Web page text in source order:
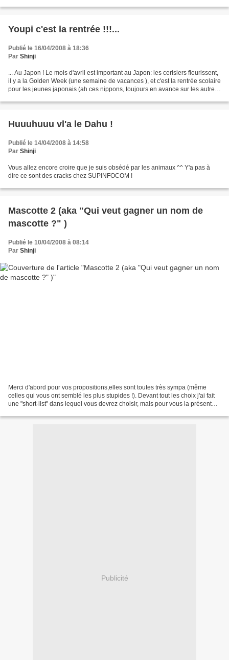
Youpi c'est la rentrée !!!...
Publié le 16/04/2008 à 18:36
Par Shinji
... Au Japon ! Le mois d'avril est important au Japon: les cerisiers fleurissent,
il y a la Golden Week (une semaine de vacances ), et c'est la rentrée scolaire
pour les jeunes japonais (ah ces nippons, toujours en avance sur les autres
Huuuhuuu vl'a le Dahu !
Publié le 14/04/2008 à 14:58
Par Shinji
Vous allez encore croire que je suis obsédé par les animaux ^^ Y'a pas à
dire ce sont des cracks chez SUPINFOCOM !
Mascotte 2 (aka "Qui veut gagner un nom de
mascotte ?" )
Publié le 10/04/2008 à 08:14
Par Shinji
Merci d'abord pour vos propositions,elles sont toutes très sympa (même
celles qui vous ont semblé les plus stupides !). Devant tout les choix j'ai fait
une "short-list" dans lequel vous devrez choisir, mais pour vous la présentez
Publicité